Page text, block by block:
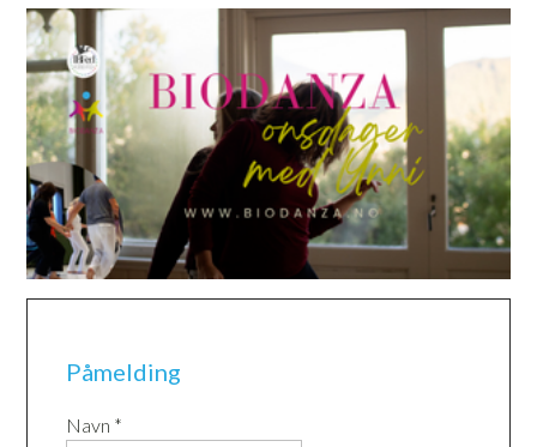
Påmelding
Navn *